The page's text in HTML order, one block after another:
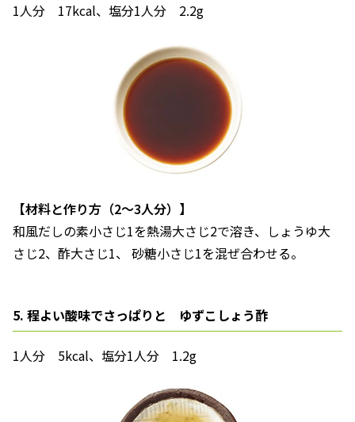
1人分 17kcal、塩分1人分 2.2g
【材料と作り方（2～3人分）】
和風だしの素小さじ1を熱湯大さじ2で溶き、しょうゆ大
さじ2、酢大さじ1、 砂糖小さじ1を混ぜ合わせる。
5. 程よい酸味でさっぱりと ゆずこしょう酢
1人分 5kcal、塩分1人分 1.2g